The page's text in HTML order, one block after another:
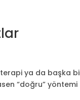
terapi ya da başka
“doğru” yöntemi